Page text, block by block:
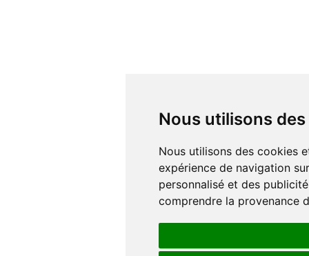
Nous utilisons
Nous utilisons des cookies et d'autres technologies de suivi pour améliorer votre
expérience de navigation
personnalisé et des
comprendre la provenance